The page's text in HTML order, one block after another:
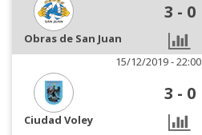
3 - 0
Obras de San Juan
15/12/2019 - 22:00
3 - 0
Ciudad Voley